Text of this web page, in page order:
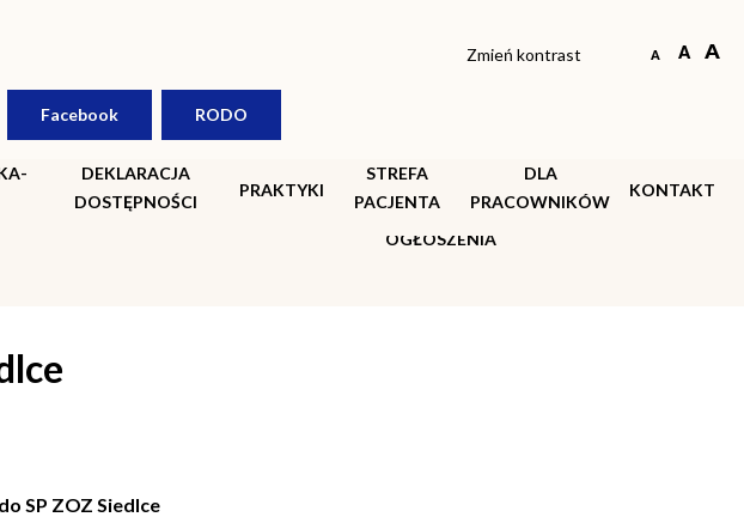
Zmień kontrast
Facebook RODO
DEKLARACJA
DOSTĘPNOŚCI
PRAKTYKI
STREFA
PACJENTA
DLA
PRACOWNIKÓW
KONTAKT
AKTUALNOŚCI PRAWNE
OGŁOSZENIA
SP ZOZ Siedlce